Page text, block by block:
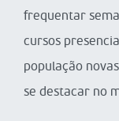
frequentar
cursos
população
se destacar no